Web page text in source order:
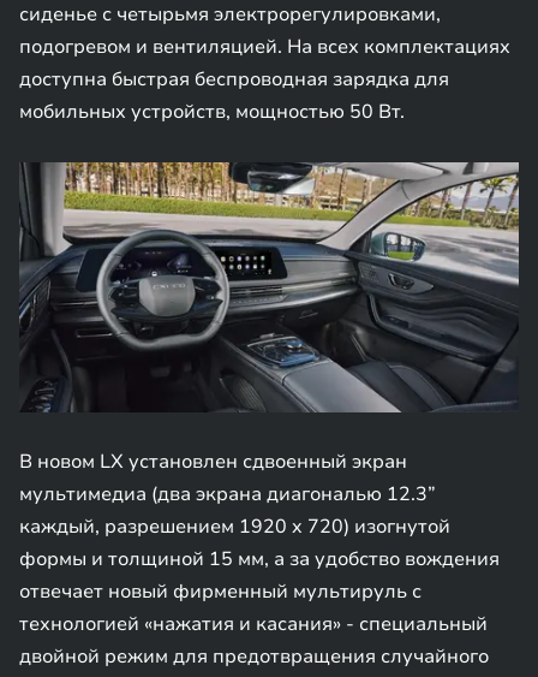
сиденье с четырьмя электрорегулировками,
подогревом и вентиляцией. На всех комплектациях
доступна быстрая беспроводная зарядка для
мобильных устройств, мощностью 50 Вт.
В новом LX установлен сдвоенный экран
мультимедиа (два экрана диагональю 12.3”
каждый, разрешением 1920 x 720) изогнутой
формы и толщиной 15 мм, а за удобство вождения
отвечает новый фирменный мультируль с
технологией «нажатия и касания» - специальный
двойной режим для предотвращения случайного